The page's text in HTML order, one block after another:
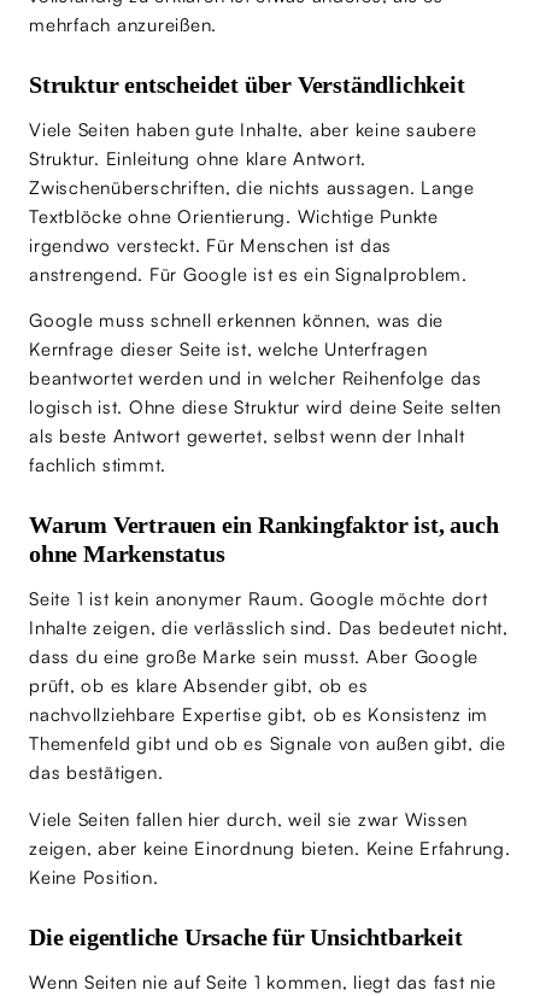
mehrfach anzureißen.
Struktur entscheidet über Verständlichkeit
Viele Seiten haben gute Inhalte, aber keine saubere
Struktur. Einleitung ohne klare Antwort.
Zwischenüberschriften, die nichts aussagen. Lange
Textblöcke ohne Orientierung. Wichtige Punkte
irgendwo versteckt. Für Menschen ist das
anstrengend. Für Google ist es ein Signalproblem.
Google muss schnell erkennen können, was die
Kernfrage dieser Seite ist, welche Unterfragen
beantwortet werden und in welcher Reihenfolge das
logisch ist. Ohne diese Struktur wird deine Seite selten
als beste Antwort gewertet, selbst wenn der Inhalt
fachlich stimmt.
Warum Vertrauen ein Rankingfaktor ist, auch
ohne Markenstatus
Seite 1 ist kein anonymer Raum. Google möchte dort
Inhalte zeigen, die verlässlich sind. Das bedeutet nicht,
dass du eine große Marke sein musst. Aber Google
prüft, ob es klare Absender gibt, ob es
nachvollziehbare Expertise gibt, ob es Konsistenz im
Themenfeld gibt und ob es Signale von außen gibt, die
das bestätigen.
Viele Seiten fallen hier durch, weil sie zwar Wissen
zeigen, aber keine Einordnung bieten. Keine Erfahrung.
Keine Position.
Die eigentliche Ursache für Unsichtbarkeit
Wenn Seiten nie auf Seite 1 kommen, liegt das fast nie